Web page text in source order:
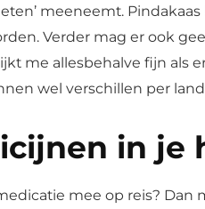
eten’ meeneemt.
Verder mag er ook
me allesbehalve fijn als
wel verschillen per
in je
mee op reis? Dan